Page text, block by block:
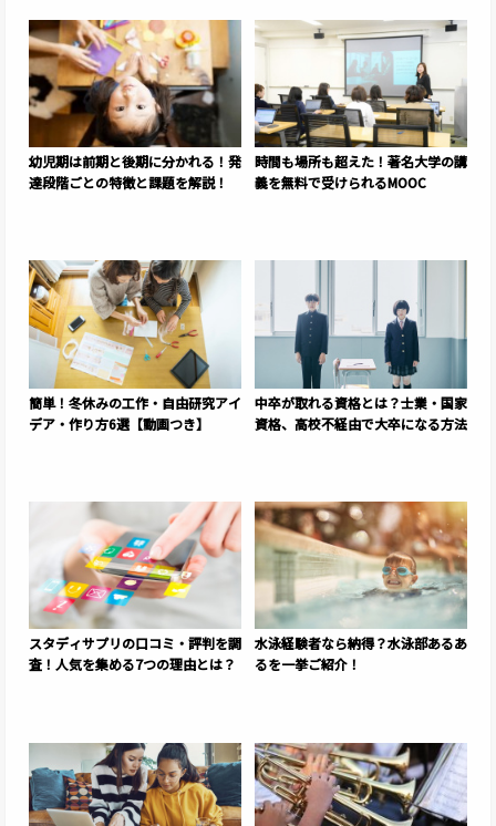
幼児期は前期と後期に分かれる！発
達段階ごとの特徴と課題を解説！
時間も場所も超えた！著名大学の講
義を無料で受けられるMOOC
簡単！冬休みの工作・自由研究アイ
デア・作り方6選【動画つき】
中卒が取れる資格とは？士業・国家
資格、高校不経由で大卒になる方法
スタディサプリの口コミ・評判を調
査！人気を集める7つの理由とは？
水泳経験者なら納得？水泳部あるあ
るを一挙ご紹介！